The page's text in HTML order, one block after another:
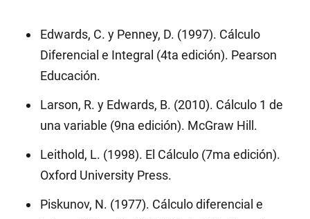
\cup
(3,
+∞)
Edwards, C. y Penney, D. (1997). Cálculo
Diferencial e Integral (4ta edición). Pearson
Educación.
Larson, R. y Edwards, B. (2010). Cálculo 1 de
una variable (9na edición). McGraw Hill.
Leithold, L. (1998). El Cálculo (7ma edición).
Oxford University Press.
Piskunov, N. (1977). Cálculo diferencial e